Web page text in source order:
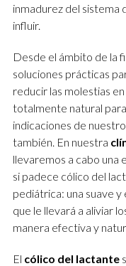
inmadurez del sistema
influir.
Desde el ámbito de la
soluciones prácticas
reducir las molestias
totalmente natural
indicaciones de
también. En nuestra
llevaremos a cabo
si padece cólico del
pediátrica: una suave
que le llevará a aliviar
manera efectiva y
El cólico del lactante